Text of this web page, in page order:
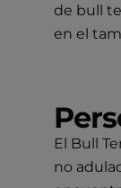
de bull
en el
El Bull
no